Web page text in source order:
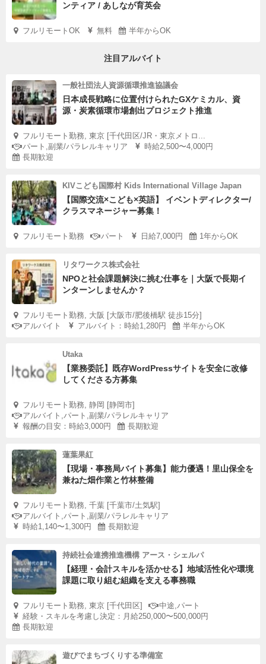
ンティア / あしなが育英会
フルリモートOK 無料 半年からOK
注目アルバイト
一般社団法人資源循環推進協議会
日本成長戦略に位置付けられたGXケミカル、資
源・炭素循環市場創出プロジェクト推進
フルリモート勤務, 東京 [千代田区/JR・東京メトロ...
パート,副業/パラレルキャリア
時給2,500〜4,000円
長期歓迎
KIVこども国際村 Kids International Village Japan
【国際交流×こども×英語】 イベントディレクター/
クラスマネージャー募集！
フルリモート勤務 パート 日給7,000円 1年からOK
リタワークス株式会社
NPOと社会課題解決に挑む仕事を｜大阪で長期イ
ンターンしませんか？
フルリモート勤務, 大阪 [大阪市/肥後橋駅 徒歩15分]
アルバイト
アルバイト：時給1,280円 半年からOK
Utaka
【業務委託】既存WordPressサイトを安全に改修
してくださる方募集
フルリモート勤務, 静岡 [静岡市]
アルバイト,パート,副業/パラレルキャリア
報酬の目安：時給3,000円
長期歓迎
蓮葉果紅
【現場・事務局バイト募集】能力優遇！里山保全を
兼ねた畑作業と竹林整備
フルリモート勤務, 千葉 [千葉市/土気駅]
アルバイト,パート,副業/パラレルキャリア
時給1,140〜1,300円
長期歓迎
持続社会連携推進機構 アース・シェルパ
【経理・会計スキルを活かせる】地域活性化や環境
課題に取り組む組織を支える事務職
フルリモート勤務, 東京 [千代田区]
中途,パート
経験・スキルを考慮し決定：月給250,000〜500,000円
長期歓迎
遊びでまちづくりする準備室